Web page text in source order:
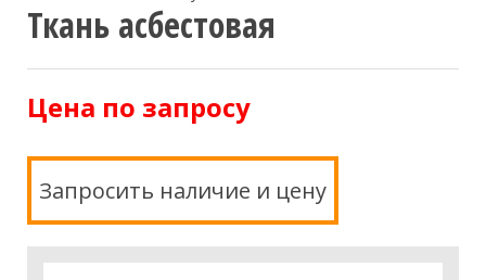
Ткань асбестовая
Цена по запросу
Запросить наличие и цену